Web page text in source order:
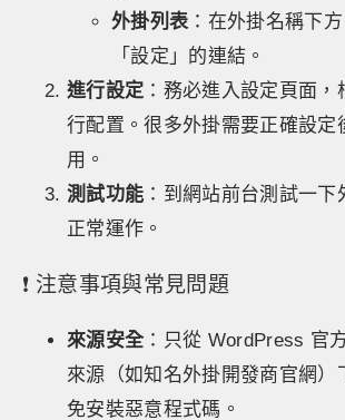
外掛列表：在外掛名稱下
「設定」的連結。
進行設定 ：務必進入設定頁面
行配置。很多外掛需要正確設定
用。
測試功能 ：到網站前台測試一
正常運作。
❗ 注意事項與常見問題
來源安全 ：只從 WordPress 官
來源（如知名外掛開發商官網）
免安裝惡意程式碼。